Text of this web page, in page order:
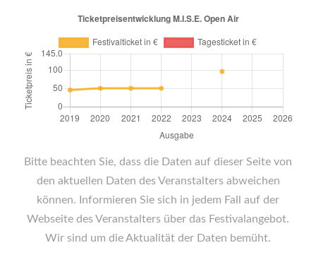
Bitte beachten Sie, dass die Daten auf dieser Seite von
den aktuellen Daten des Veranstalters abweichen
können. Informieren Sie sich in jedem Fall auf der
Webseite des Veranstalters über das Festivalangebot.
Wir sind um die Aktualität der Daten bemüht.